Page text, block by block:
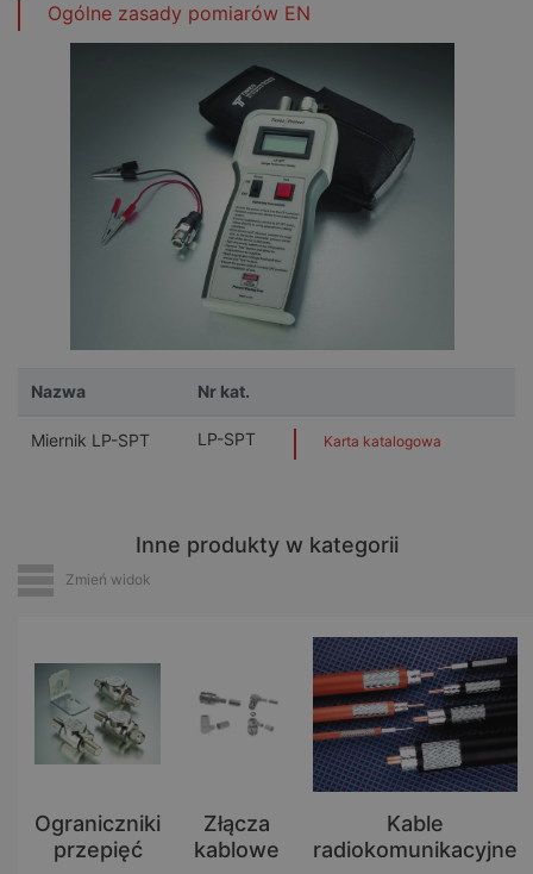
Ogólne zasady pomiarów EN
Nazwa Nr kat.
Miernik LP-SPT LP-SPT Karta katalogowa
Inne produkty w kategorii
Zmień widok
Ograniczniki
przepięć
Złącza
kablowe
Kable
radiokomunikacyjne